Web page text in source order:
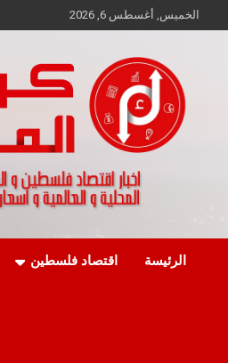
to
الخميس, أغسطس 6, 2026
كواليس المال
الرئيسة اقتصاد فلسطين